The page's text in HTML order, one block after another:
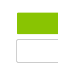
ACCEDI